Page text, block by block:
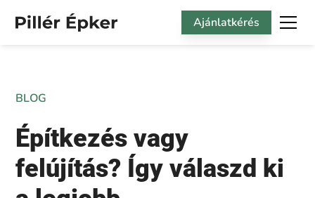
Ajánlatkérés
BLOG
Építkezés vagy
felújítás? Így válaszd ki